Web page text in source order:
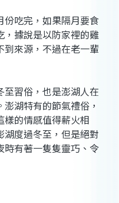
吃完，如果隔月要食
，據說是以防家裡的雞
到來源，不過在老一輩
習俗，也是澎湖人在
湖特有的節氣禮俗，
樣的情感值得薪火相
度過冬至，但是絕對
時有著一隻隻靈巧、令